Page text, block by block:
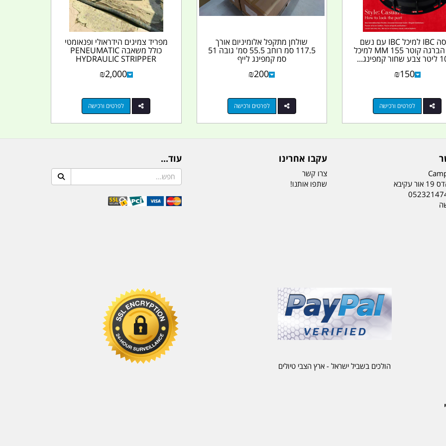
מכסה IBC למיכל IBC עם נשם
פקק הברגה קוטר 155 MM למיכל
₪150
לפרטים ורכישה
שולחן מתקפל אלומיניום אורך
117.5 סמ רוחב 55.5 סמ' גובה 51
סמ קמפינג לייף
₪200
לפרטים ורכישה
מפריד צמיגים הידראולי ופנאומטי
כולל משאבה PENEUMATIC
HYDRAULIC STRIPPER
₪2,000
לפרטים ורכישה
עקבו אחרינו
צרו קשר
שתפו אותנו!
עוד...
הולכים בשביל ישראל - ארץ הצבי טיולים